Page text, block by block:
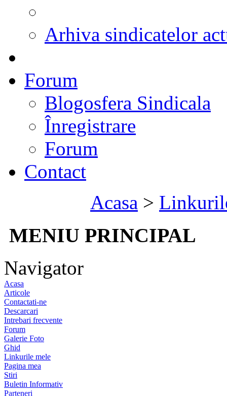
Arhiva sindicatelor
Forum
Blogosfera Sindicala
Înregistrare
Forum
Contact
Acasa >
MENIU PRINCIPAL
Navigator
Acasa
Articole
Contactati-ne
Descarcari
Intrebari frecvente
Forum
Galerie Foto
Ghid
Linkurile mele
Pagina mea
Stiri
Buletin Informativ
Parteneri